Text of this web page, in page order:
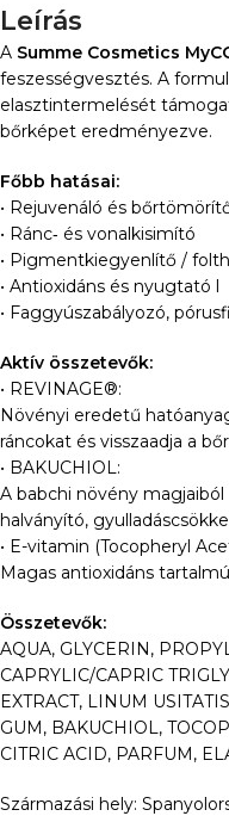
Leírás
A Summe Cosmetics
feszességvesztés. A
elasztintermelését
bőrképet eredményezve.
Főbb hatásai:
• Rejuvenáló és
• Ránc‑ és vonalkisimító
• Pigmentkiegyenlítő /
• Antioxidáns és nyugtató l
• Faggyúszabályozó,
Aktív összetevők:
• REVINAGE®:
Növényi eredetű
ráncokat és visszaadja a
• BAKUCHIOL:
A babchi növény
halványító,
• E-vitamin (Tocopheryl
Magas antioxidáns
Összetevők:
AQUA, GLYCERIN,
CAPRYLIC/CAPRIC
EXTRACT, LINUM
GUM, BAKUCHIOL,
CITRIC ACID, PARFUM,
Származási hely: